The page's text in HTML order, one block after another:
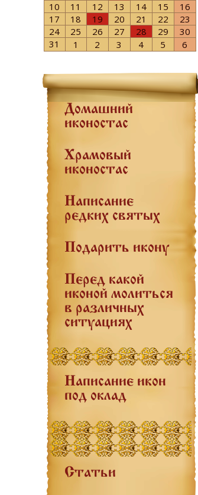
10
11 12 13 14 15
16
17
18 19 20 21 22
23
24
25 26 27 28 29
30
31
1 2 3 4 5 6
Домашний
иконостас
Храмовый
иконостас
Написание
редких святых
Подарить икону
Перед какой
иконой молиться
в различных
ситуациях
Написание икон
под оклад
Статьи